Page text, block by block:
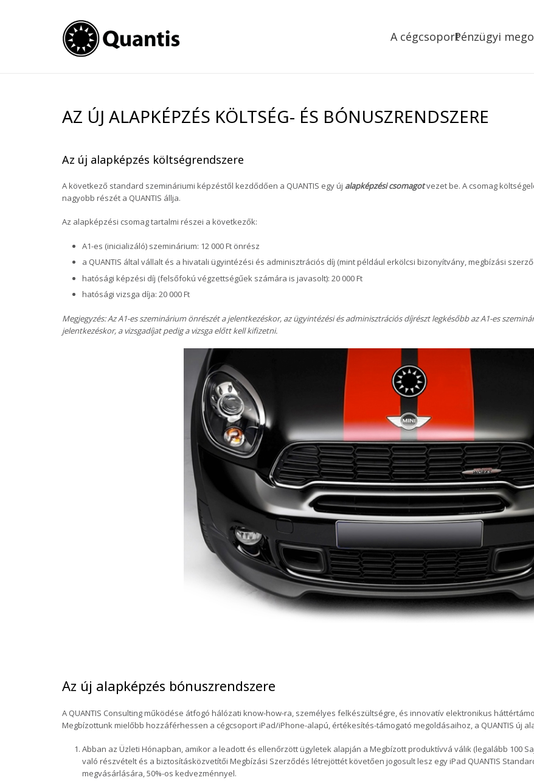
A cégcsoportPénzügyi
AZ ÚJ ALAPKÉPZÉS KÖLTSÉG- ÉS BÓNUSZRENDSZERE
Az új alapképzés költségrendszere
A következő standard szemináriumi képzéstől kezdődően a QUANTIS egy új alapképzési csomagotvezet be. A csomag
nagyobb részét a QUANTIS állja.
Az alapképzési csomag tartalmi részei a következők:
A1-es (inicializáló) szeminárium: 12 000 Ft önrész
a QUANTIS által vállalt és a hivatali ügyintézési és adminisztrációs díj (mint például erkölcsi bizonyítvány, megbízási
hatósági képzési díj (felsőfokú végzettségűek számára is javasolt): 20 000 Ft
hatósági vizsga díja: 20 000 Ft
Megjegyzés: Az A1-es szeminárium önrészét a jelentkezéskor, az ügyintézési és adminisztrációs díjrészt legkésőbb az A1-es
jelentkezéskor, a vizsgadíjat pedig a vizsga előtt kell kifizetni.
Az új alapképzés bónuszrendszere
A QUANTIS Consulting működése átfogó hálózati know-how-ra, személyes felkészültségre, és innovatív elektronikus
Megbízottunk mielőbb hozzáférhessen a cégcsoport iPad/iPhone-alapú, értékesítés-támogató megoldásaihoz, a QUANTIS új
Abban az Üzleti Hónapban, amikor a leadott és ellenőrzött ügyletek alapján a Megbízott produktívvá válik (legalább 100
való részvételt és a biztosításközvetítői Megbízási Szerződés létrejöttét követően jogosult lesz egy iPad QUANTIS Standard
megvásárlására, 50%-os kedvezménnyel.